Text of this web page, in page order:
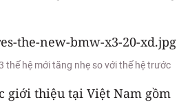
thế hệ mới tăng nhẹ so với thế hệ trước
giới thiệu tại Việt Nam gồm